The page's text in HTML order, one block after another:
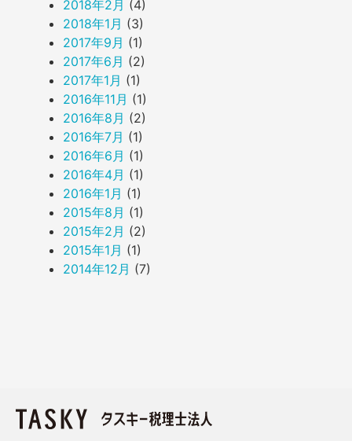
2018年2月 (4)
2018年1月 (3)
2017年9月 (1)
2017年6月 (2)
2017年1月 (1)
2016年11月 (1)
2016年8月 (2)
2016年7月 (1)
2016年6月 (1)
2016年4月 (1)
2016年1月 (1)
2015年8月 (1)
2015年2月 (2)
2015年1月 (1)
2014年12月 (7)